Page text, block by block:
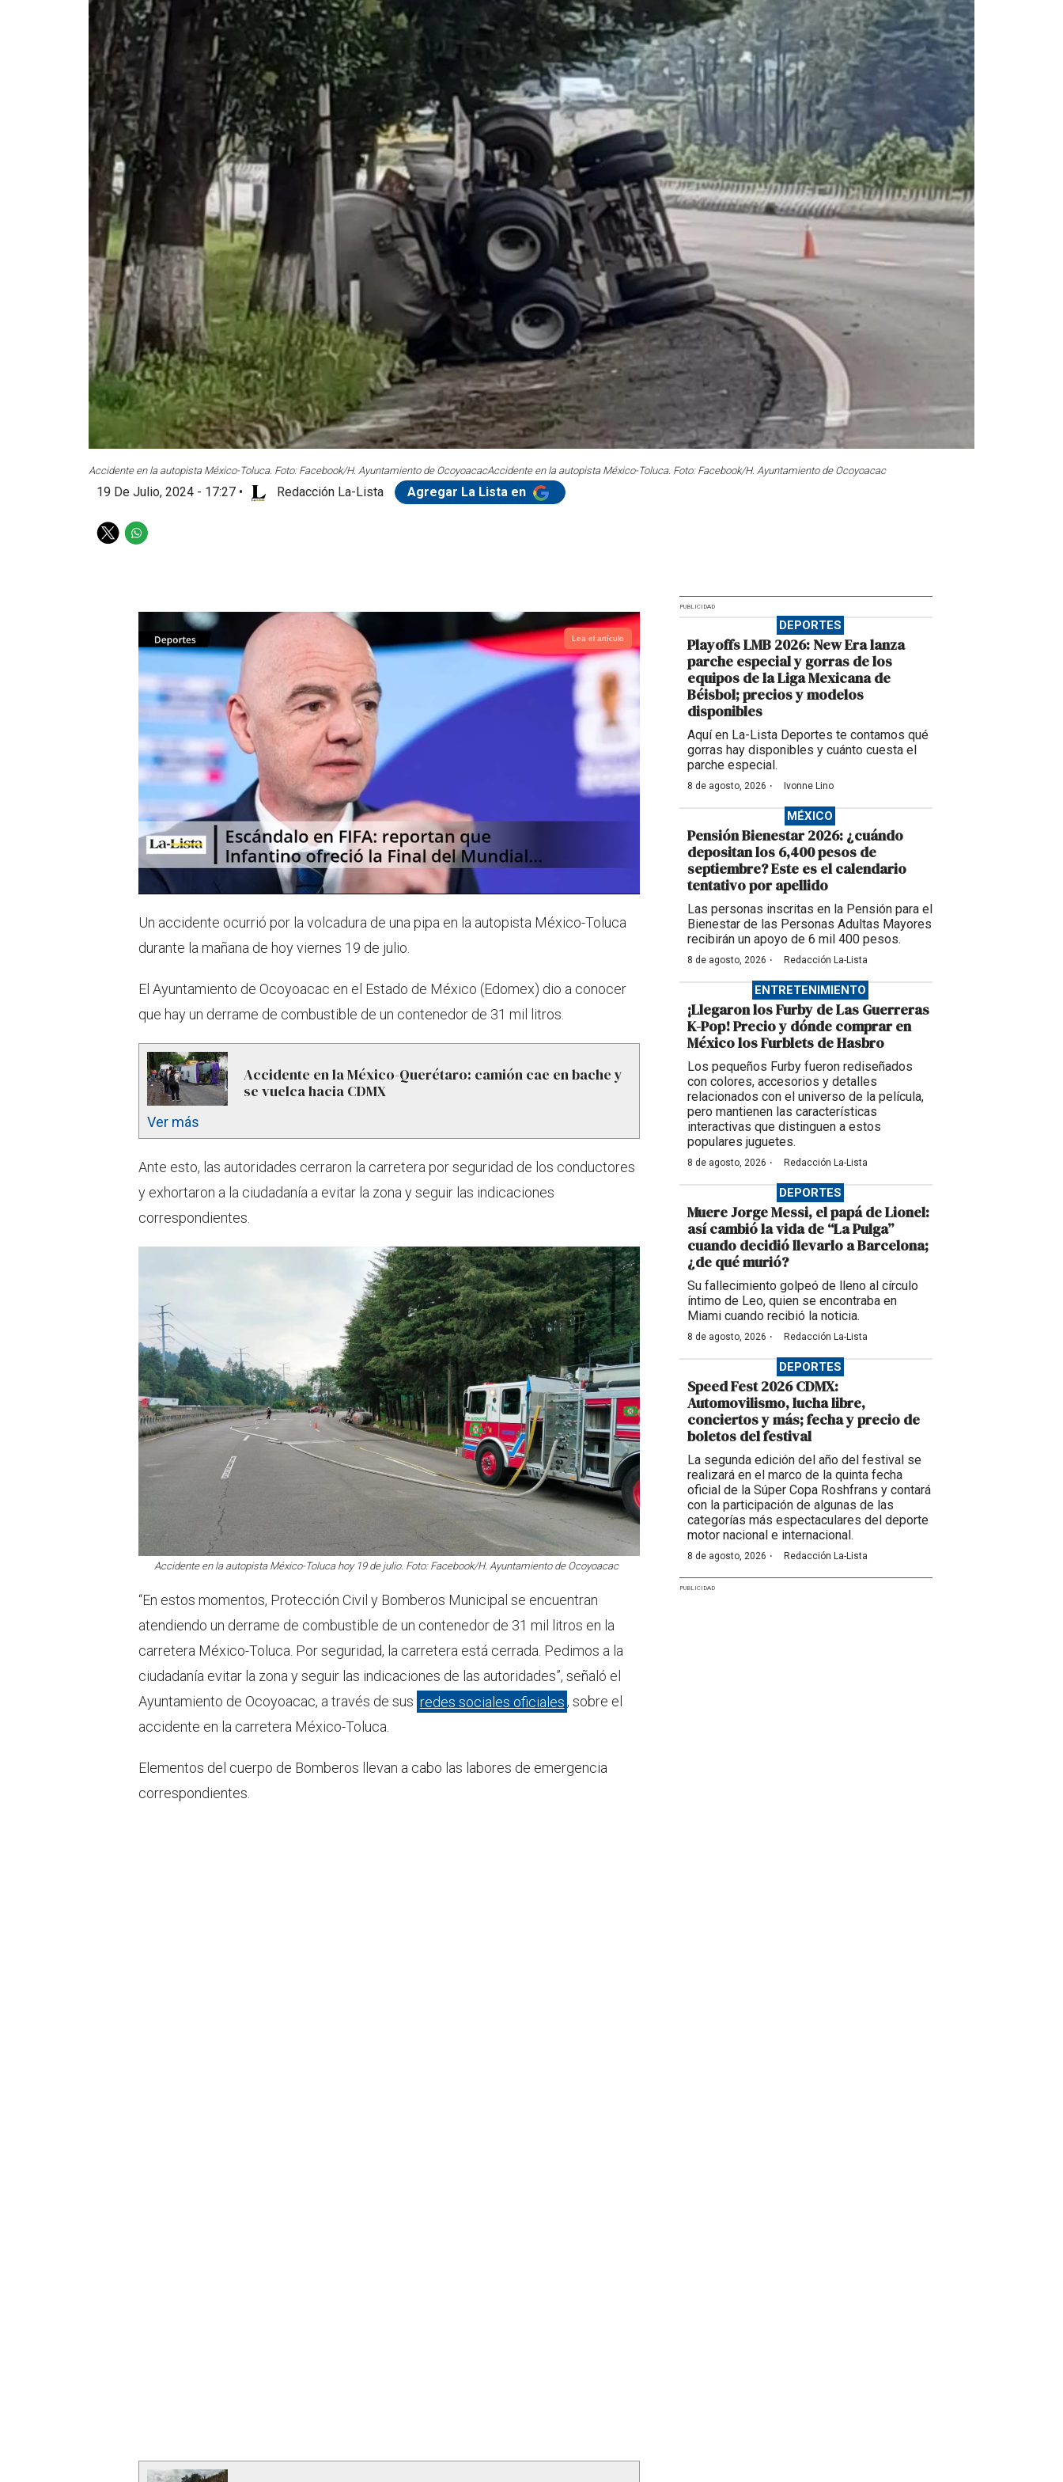
Accidente en la autopista México-Toluca. Foto: Facebook/H. Ayuntamiento de OcoyoacacAccidente en la autopista México-Toluca. Foto: Facebook/H. Ayuntamiento de Ocoyoacac
19 De Julio, 2024 - 17:27 • Redacción La-Lista Agregar La Lista en
T
W
p
Lea el artículo
Un accidente ocurrió por la volcadura de una pipa en la autopista México-Toluca
durante la mañana de hoy viernes 19 de julio.
El Ayuntamiento de Ocoyoacac en el Estado de México (Edomex) dio a conocer
que hay un derrame de combustible de un contenedor de 31 mil litros.
Accidente en la México-Querétaro: camión cae en bache y
se vuelca hacia CDMX
Ver más
Ante esto, las autoridades cerraron la carretera por seguridad de los conductores
y exhortaron a la ciudadanía a evitar la zona y seguir las indicaciones
correspondientes.
Accidente en la autopista México-Toluca hoy 19 de julio. Foto: Facebook/H. Ayuntamiento de Ocoyoacac
“En estos momentos, Protección Civil y Bomberos Municipal se encuentran
atendiendo un derrame de combustible de un contenedor de 31 mil litros en la
carretera México-Toluca. Por seguridad, la carretera está cerrada. Pedimos a la
ciudadanía evitar la zona y seguir las indicaciones de las autoridades”, señaló el
Ayuntamiento de Ocoyoacac, a través de sus redes sociales oficiales, sobre el
accidente en la carretera México-Toluca.
Elementos del cuerpo de Bomberos llevan a cabo las labores de emergencia
correspondientes.
PUBLICIDAD
DEPORTES
Playoffs LMB 2026: New Era lanza
parche especial y gorras de los
equipos de la Liga Mexicana de
Béisbol; precios y modelos
disponibles
Aquí en La-Lista Deportes te contamos qué
gorras hay disponibles y cuánto cuesta el
parche especial.
8 de agosto, 2026 · Ivonne Lino
MÉXICO
Pensión Bienestar 2026: ¿cuándo
depositan los 6,400 pesos de
septiembre? Este es el calendario
tentativo por apellido
Las personas inscritas en la Pensión para el
Bienestar de las Personas Adultas Mayores
recibirán un apoyo de 6 mil 400 pesos.
8 de agosto, 2026 · Redacción La-Lista
ENTRETENIMIENTO
¡Llegaron los Furby de Las Guerreras
K-Pop! Precio y dónde comprar en
México los Furblets de Hasbro
Los pequeños Furby fueron rediseñados
con colores, accesorios y detalles
relacionados con el universo de la película,
pero mantienen las características
interactivas que distinguen a estos
populares juguetes.
8 de agosto, 2026 · Redacción La-Lista
DEPORTES
Muere Jorge Messi, el papá de Lionel:
así cambió la vida de “La Pulga”
cuando decidió llevarlo a Barcelona;
¿de qué murió?
Su fallecimiento golpeó de lleno al círculo
íntimo de Leo, quien se encontraba en
Miami cuando recibió la noticia.
8 de agosto, 2026 · Redacción La-Lista
DEPORTES
Speed Fest 2026 CDMX:
Automovilismo, lucha libre,
conciertos y más; fecha y precio de
boletos del festival
La segunda edición del año del festival se
realizará en el marco de la quinta fecha
oficial de la Súper Copa Roshfrans y contará
con la participación de algunas de las
categorías más espectaculares del deporte
motor nacional e internacional.
8 de agosto, 2026 · Redacción La-Lista
PUBLICIDAD